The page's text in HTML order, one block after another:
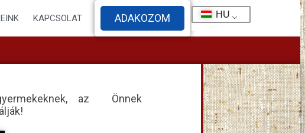
KAPCSOLAT ADAKOZOM HU
az Önnek